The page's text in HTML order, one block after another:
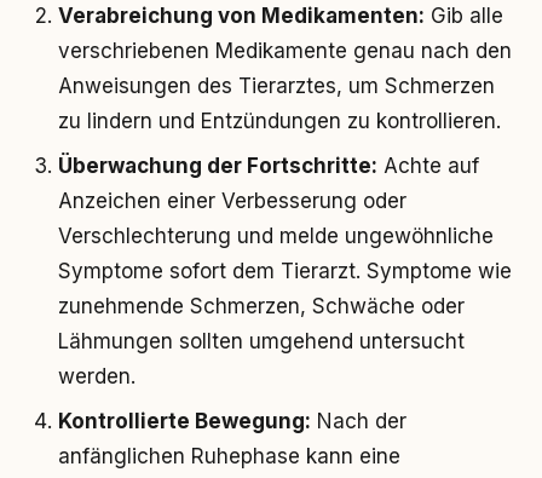
Verabreichung von Medikamenten: Gib alle
verschriebenen Medikamente genau nach den
Anweisungen des Tierarztes, um Schmerzen
zu lindern und Entzündungen zu kontrollieren.
Überwachung der Fortschritte: Achte auf
Anzeichen einer Verbesserung oder
Verschlechterung und melde ungewöhnliche
Symptome sofort dem Tierarzt. Symptome wie
zunehmende Schmerzen, Schwäche oder
Lähmungen sollten umgehend untersucht
werden.
Kontrollierte Bewegung: Nach der
anfänglichen Ruhephase kann eine